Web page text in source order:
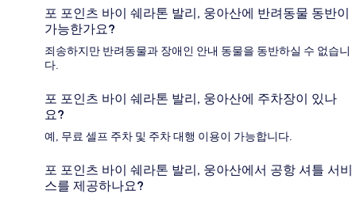
포 포인츠 바이 쉐라톤 발리, 웅아산에 반려동물 동반이
가능한가요?
죄송하지만 반려동물과 장애인 안내 동물을 동반하실 수 없습니
다.
포 포인츠 바이 쉐라톤 발리, 웅아산에 주차장이 있나
요?
예, 무료 셀프 주차 및 주차 대행 이용이 가능합니다.
포 포인츠 바이 쉐라톤 발리, 웅아산에서 공항 셔틀 서비
스를 제공하나요?